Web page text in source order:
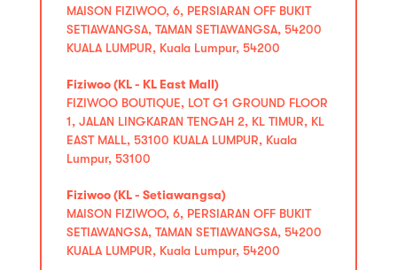
MAISON FIZIWOO, 6, PERSIARAN OFF BUKIT
SETIAWANGSA, TAMAN SETIAWANGSA, 54200
KUALA LUMPUR, Kuala Lumpur, 54200
Fiziwoo (KL - KL East Mall)
FIZIWOO BOUTIQUE, LOT G1 GROUND FLOOR
1, JALAN LINGKARAN TENGAH 2, KL TIMUR, KL
EAST MALL, 53100 KUALA LUMPUR, Kuala
Lumpur, 53100
Fiziwoo (KL - Setiawangsa)
MAISON FIZIWOO, 6, PERSIARAN OFF BUKIT
SETIAWANGSA, TAMAN SETIAWANGSA, 54200
KUALA LUMPUR, Kuala Lumpur, 54200